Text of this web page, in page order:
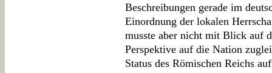
Beschreibungen gerade im
Einordnung der lokalen
musste aber nicht mit Blick auf
Perspektive auf die Nation
Status des Römischen Reichs